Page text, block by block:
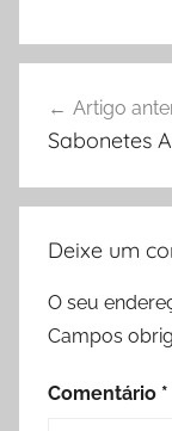
de
Artigo
Sabonetes
Deixe um
O seu
Campos
Comentário *